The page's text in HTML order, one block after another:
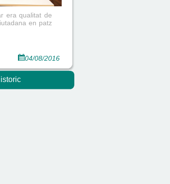
era qualitat de
en patz
04/08/2016